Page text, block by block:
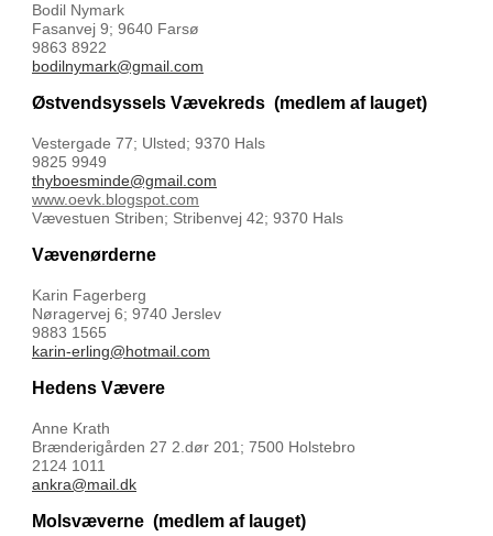
Bodil Nymark
Fasanvej 9; 9640 Farsø
9863 8922
bodilnymark@gmail.com
Østvendsyssels Vævekreds (medlem af lauget)
Vestergade 77; Ulsted; 9370 Hals
9825 9949
thyboesminde@gmail.com
www.oevk.blogspot.com
Vævestuen Striben; Stribenvej 42; 9370 Hals
Vævenørderne
Karin Fagerberg
Nøragervej 6; 9740 Jerslev
9883 1565
karin-erling@hotmail.com
Hedens Vævere
Anne Krath
Brænderigården 27 2.dør 201; 7500 Holstebro
2124 1011
ankra@mail.dk
Molsvæverne (medlem af lauget)